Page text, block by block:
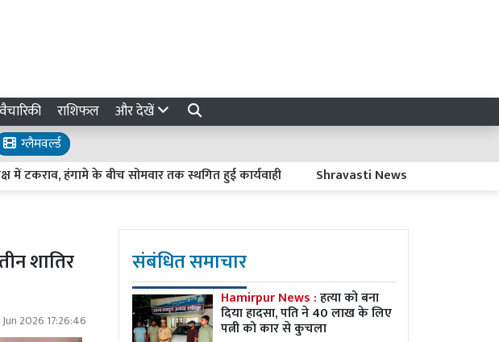
वैचारिकी राशिफल और देखें
ग्लैमवर्ल्ड
हंगामे के बीच सोमवार तक स्थगित हुई कार्यवाही Shravasti News : नवजात की मौत पर
शातिर
2026 17:26:46
संबंधित समाचार
Hamirpur News :हत्या को बना
दिया हादसा, पति ने 40 लाख के लिए
पत्नी को कार से कुचला